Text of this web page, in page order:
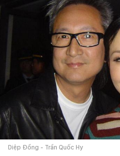
Diệp Đồng - Trần Quốc Hy